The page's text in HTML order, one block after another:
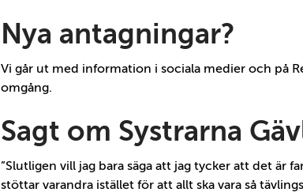
Nya antagningar?
Vi går ut med information i sociala medier och på
omgång.
Sagt om Systrarna
”Slutligen vill jag bara säga att jag tycker att det är
stöttar varandra istället för att allt ska vara så